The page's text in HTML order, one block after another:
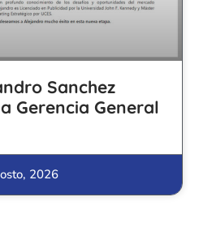
Sanchez
Gerencia General
2026